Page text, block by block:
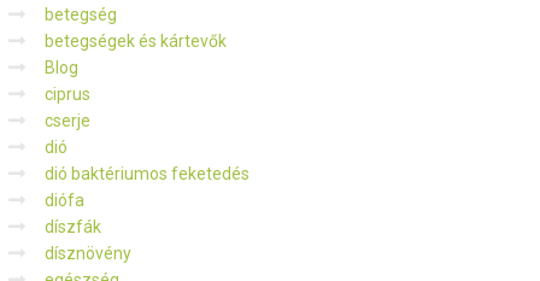
betegség
betegségek és kártevők
Blog
ciprus
cserje
dió
dió baktériumos feketedés
diófa
díszfák
dísznövény